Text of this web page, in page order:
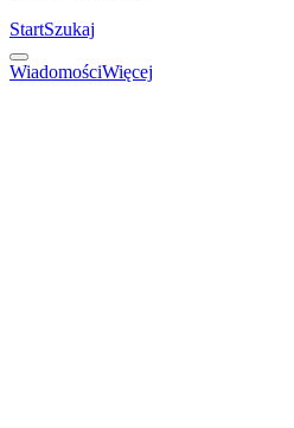
StartSzukaj
WiadomościWięcej